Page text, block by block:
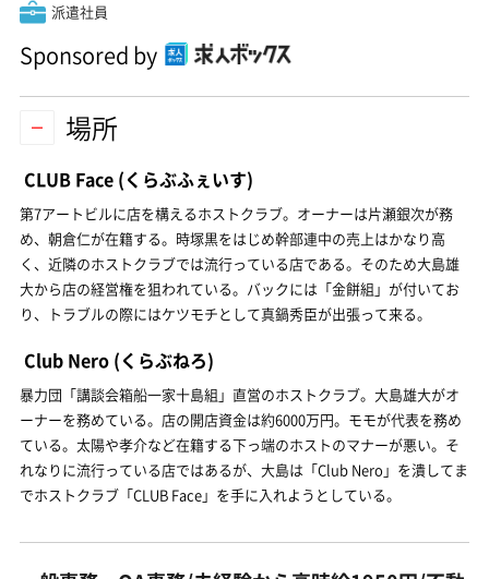
派遣社員
Sponsored by
場所
CLUB Face (くらぶふぇいす)
第7アートビルに店を構えるホストクラブ。オーナーは片瀬銀次が務
め、朝倉仁が在籍する。時塚黒をはじめ幹部連中の売上はかなり高
く、近隣のホストクラブでは流行っている店である。そのため大島雄
大から店の経営権を狙われている。バックには「金餅組」が付いてお
り、トラブルの際にはケツモチとして真鍋秀臣が出張って来る。
Club Nero (くらぶねろ)
暴力団「講談会箱船一家十島組」直営のホストクラブ。大島雄大がオ
ーナーを務めている。店の開店資金は約6000万円。モモが代表を務め
ている。太陽や孝介など在籍する下っ端のホストのマナーが悪い。そ
れなりに流行っている店ではあるが、大島は「Club Nero」を潰してま
でホストクラブ「CLUB Face」を手に入れようとしている。